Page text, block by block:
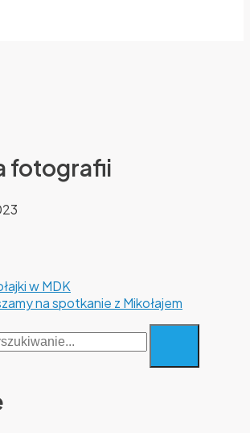
fotografii
w MDK
na spotkanie z Mikołajem